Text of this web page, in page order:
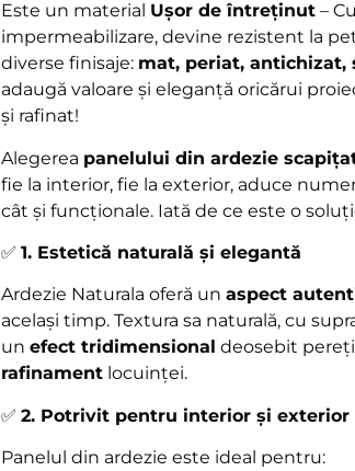
Este un material Ușor de întreținut –
impermeabilizare, devine rezistent la
diverse finisaje: mat, periat, antichizat,
adaugă valoare și eleganță oricărui
și rafinat!
Alegerea panelului din ardezie
fie la interior, fie la exterior, aduce
cât și funcționale. Iată de ce este o
✅ 1. Estetică naturală și elegantă
Ardezie Naturala oferă un aspect
același timp. Textura sa naturală, cu
un efect tridimensional deosebit
rafinament locuinței.
✅ 2. Potrivit pentru interior și exterior
Panelul din ardezie este ideal pentru: